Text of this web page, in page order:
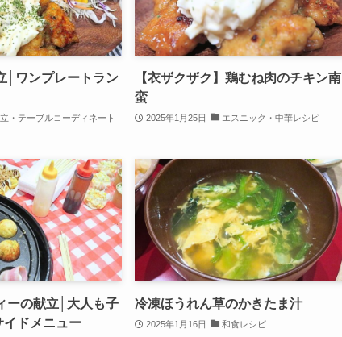
│ワンプレートラン
・テーブルコーディネート
【衣ザクザク】鶏むね肉のチキン南
蛮
2025年1月25日 エスニック・中華レシピ
ーの献立│大人も子
ドメニュー
冷凍ほうれん草のかきたま汁
2025年1月16日 和食レシピ